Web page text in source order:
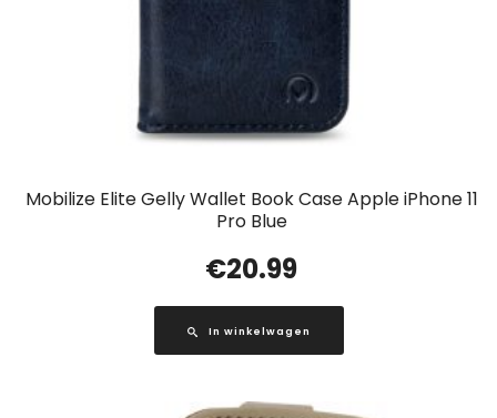
Mobilize Elite Gelly Wallet Book Case Apple iPhone 11
Pro Blue
€20.99
In winkelwagen